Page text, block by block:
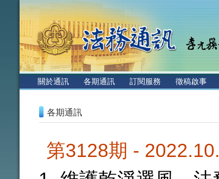
關於通訊 各期通訊 訂閱服務
徵稿啟事
各期通訊
第3128期 -